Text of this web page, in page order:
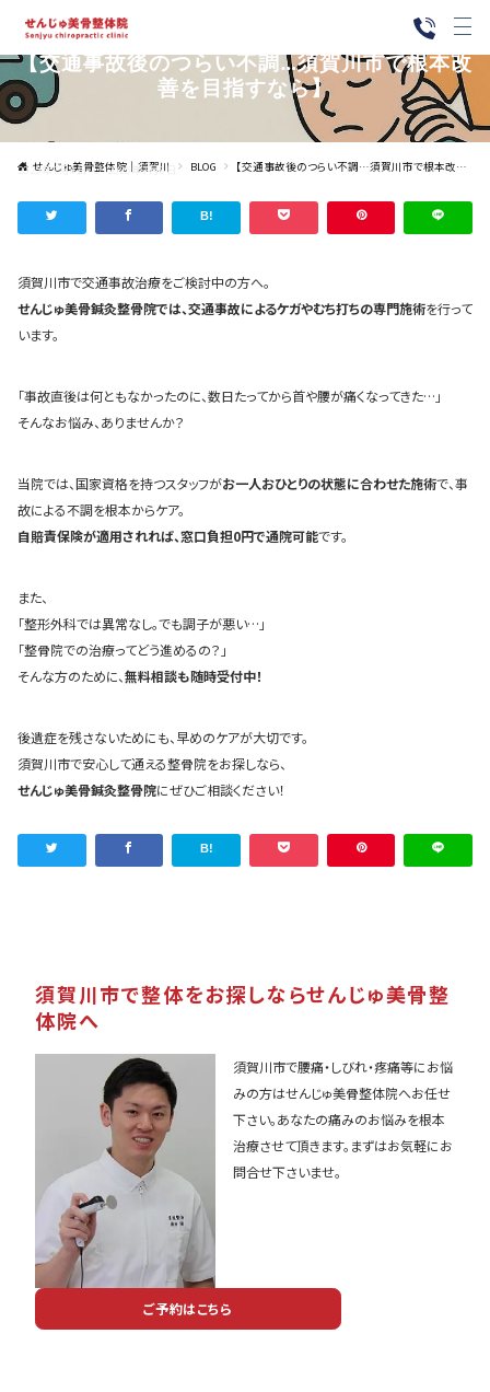
【交通事故後のつらい不調…須賀川市で根本改
善を目指すなら】
2025年7月8日 2025年7月8日
せんじゅ美骨整体院｜須賀川 BLOG 【交通事故後のつらい不調…須賀川市で根本改善を目指すなら】
須賀川市で交通事故治療をご検討中の方へ。
せんじゅ美骨鍼灸整骨院では、交通事故によるケガやむち打ちの専門施術を行って
います。
「事故直後は何ともなかったのに、数日たってから首や腰が痛くなってきた…」
そんなお悩み、ありませんか？
当院では、国家資格を持つスタッフがお一人おひとりの状態に合わせた施術で、事
故による不調を根本からケア。
自賠責保険が適用されれば、窓口負担0円で通院可能です。
また、
「整形外科では異常なし。でも調子が悪い…」
「整骨院での治療ってどう進めるの？」
そんな方のために、無料相談も随時受付中！
後遺症を残さないためにも、早めのケアが大切です。
須賀川市で安心して通える整骨院をお探しなら、
せんじゅ美骨鍼灸整骨院にぜひご相談ください！
須賀川市で整体をお探しならせんじゅ美骨整
体院へ
須賀川市で腰痛・しびれ・疼痛等にお悩
みの方はせんじゅ美骨整体院へお任せ
下さい。あなたの痛みのお悩みを根本
治療させて頂きます。まずはお気軽にお
問合せ下さいませ。
ご予約はこちら